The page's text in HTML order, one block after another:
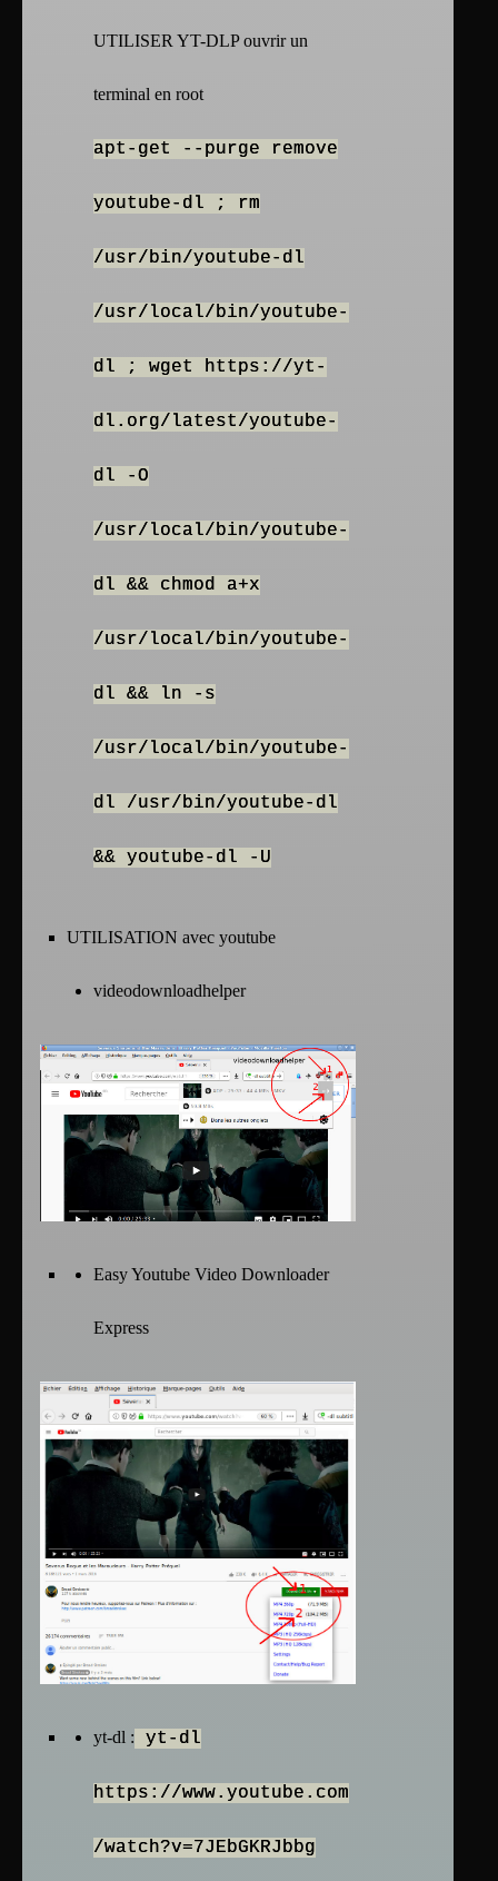
UTILISER YT-DLP ouvrir un
terminal en root
apt-get --purge remove
youtube-dl ; rm
/usr/bin/youtube-dl
/usr/local/bin/youtube-
dl ; wget https://yt-
dl.org/latest/youtube-
dl -O
/usr/local/bin/youtube-
dl && chmod a+x
/usr/local/bin/youtube-
dl && ln -s
/usr/local/bin/youtube-
dl /usr/bin/youtube-dl
&& youtube-dl -U
UTILISATION avec youtube
videodownloadhelper
Easy Youtube Video Downloader
Express
yt-dl : yt-dl
https://www.youtube.com
/watch?v=7JEbGKRJbbg